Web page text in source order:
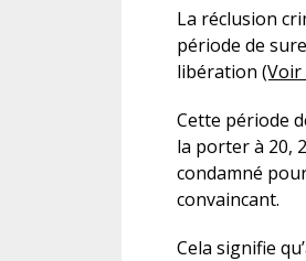
La réclusion
période de
libération (Voir
Cette période
la porter à 20,
condamné
convaincant.
Cela signifie